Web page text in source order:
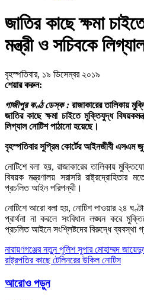
জাতির কাছে ক্ষমা
মন্ত্রী ও সচিবকে
বৃহস্পতিবার, ১৯ ডিসেম্বর ২০১৯
শেয়ার করুন:
গাজীপুর কণ্ঠ ডেস্ক :রাজাকারের তালিকায়
জাতির কাছে ক্ষমা চাইতে মুক্তিযুদ্ধ
লিগ্যাল নোটিশ পাঠানো হয়েছে।
বৃহস্পতিবার সুপ্রিম কোর্টের আইনজীবী এসএম
নোটিশে বলা হয়, রাজাকারের তালিকায়
বিষয়ক মন্ত্রণালয় সরাসরি
প্রচলিত আইন পরিপন্থী।
নোটিশে আরো বলা হয়, নোটিশ পাওয়ার ২৪
প্রার্থনা না করলে সংবিধান লঙ্ঘন করে
প্রচলিত আইনে সংশ্লিষ্টদের বিরুদ্ধে ব্যবস্থা
Post
navigation
নারায়ণগঞ্জের নতুুন পুলিশ সুপার মোহাম্মদ
রাষ্ট্রপতির কাছে টেলিনরের উকিল নোটিস
আরোও পড়ুন